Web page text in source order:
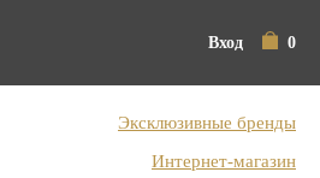
Вход 0
Эксклюзивные бренды
Интернет-магазин